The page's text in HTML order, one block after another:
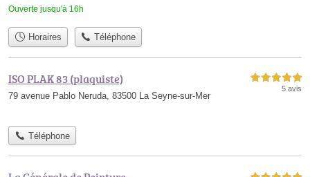
Ouverte jusqu'à 16h
Horaires Téléphone
ISO PLAK 83 (plaquiste)
79 avenue Pablo Neruda, 83500 La Seyne-sur-Mer
5,0 étoiles sur 5
5 avis
Téléphone